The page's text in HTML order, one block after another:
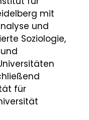
mit
und
Soziologie,
für